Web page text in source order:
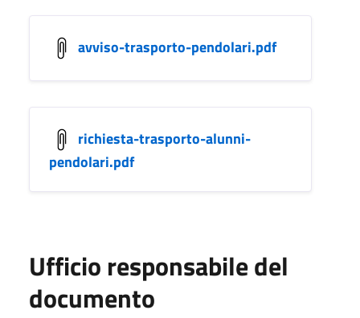
avviso-trasporto-pendolari.pdf
richiesta-trasporto-alunni-
pendolari.pdf
Ufficio responsabile del
documento